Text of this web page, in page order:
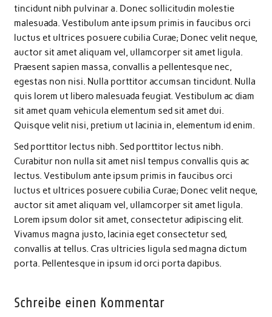
tincidunt nibh pulvinar a. Donec sollicitudin molestie
malesuada. Vestibulum ante ipsum primis in faucibus orci
luctus et ultrices posuere cubilia Curae; Donec velit neque,
auctor sit amet aliquam vel, ullamcorper sit amet ligula.
Praesent sapien massa, convallis a pellentesque nec,
egestas non nisi. Nulla porttitor accumsan tincidunt. Nulla
quis lorem ut libero malesuada feugiat. Vestibulum ac diam
sit amet quam vehicula elementum sed sit amet dui.
Quisque velit nisi, pretium ut lacinia in, elementum id enim.
Sed porttitor lectus nibh. Sed porttitor lectus nibh.
Curabitur non nulla sit amet nisl tempus convallis quis ac
lectus. Vestibulum ante ipsum primis in faucibus orci
luctus et ultrices posuere cubilia Curae; Donec velit neque,
auctor sit amet aliquam vel, ullamcorper sit amet ligula.
Lorem ipsum dolor sit amet, consectetur adipiscing elit.
Vivamus magna justo, lacinia eget consectetur sed,
convallis at tellus. Cras ultricies ligula sed magna dictum
porta. Pellentesque in ipsum id orci porta dapibus.
Schreibe einen Kommentar